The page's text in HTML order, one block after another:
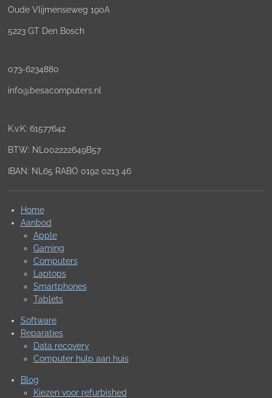
Oude Vlijmenseweg 190A
5223 GT Den Bosch
073-6234880
info@besacomputers.nl
K.v.K: 61577642
BTW: NL002222649B57
IBAN: NL65 RABO 0192 0213 46
Home
Aanbod
Apple
Gaming
Computers
Laptops
Smartphones
Tablets
Software
Reparaties
Data recovery
Computer hulp aan huis
Blog
Kiezen voor refurbished